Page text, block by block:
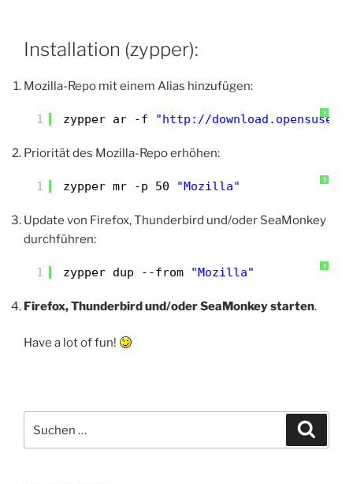
Installation (zypper):
Mozilla-Repo mit einem Alias hinzufügen:
?
1 zypper ar -f "http://
Priorität des Mozilla-Repo erhöhen:
?
1 zypper mr -p 50 "Mozilla"
Update von Firefox, Thunderbird und/oder SeaMonkey
durchführen:
?
1 zypper dup --from "Mozilla"
Firefox, Thunderbird und/oder SeaMonkey starten.
Have a lot of fun!
nach: